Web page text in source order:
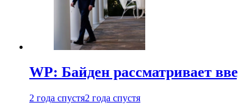
WP: Байден рассматривает
2 года спустя2 года спустя